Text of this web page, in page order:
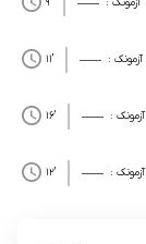
آزمونک : ’11
آزمونک : ’16
آزمونک : ’12